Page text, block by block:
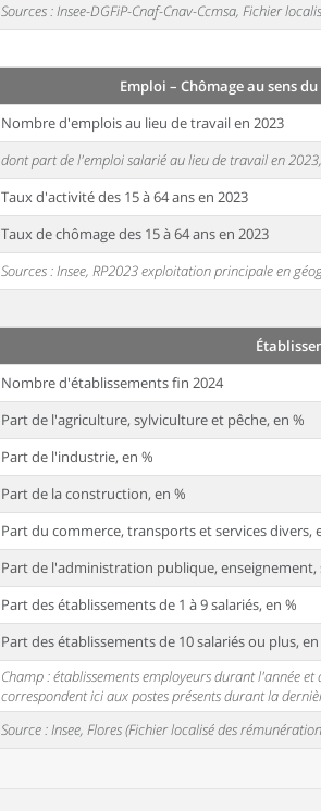
Sources : Insee-DGFiP-Cnaf-Cnav-Ccmsa, Fichier
Emploi – Chômage au sens
Nombre d'emplois au lieu de travail en 2023
dont part de l'emploi salarié au lieu de travail en
Taux d'activité des 15 à 64 ans en 2023
Taux de chômage des 15 à 64 ans en 2023
Sources : Insee, RP2023 exploitation principale en
Nombre d'établissements fin 2024
Part de l'agriculture, sylviculture et pêche, en %
Part de l'industrie, en %
Part de la construction, en %
Part du commerce, transports et services divers,
Part de l'administration publique, enseignement,
Part des établissements de 1 à 9 salariés, en %
Part des établissements de 10 salariés ou plus, en
Champ : établissements employeurs durant l'année
correspondent ici aux postes présents durant la
Source : Insee, Flores (Fichier localisé des